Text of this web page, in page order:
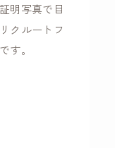
明写真で目
クルートフ
す。